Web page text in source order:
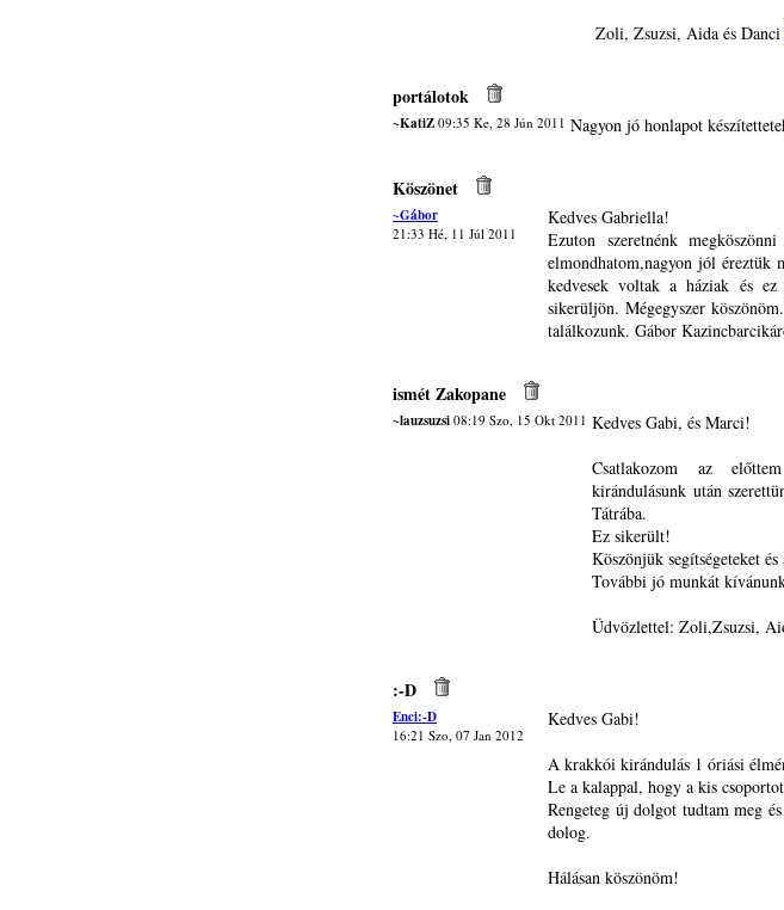
Zoli, Zsuzsi, Aida és Danci
portálotok
~KatiZ 09:35 Ke, 28 Jún 2011 Nagyon jó honlapot
Köszönet
~Gábor
21:33 Hé, 11 Júl 2011
Kedves Gabriella!
Ezuton szeretnénk
elmondhatom,nagyon jól éreztük
kedvesek voltak a háziak és
sikerüljön. Mégegyszer
találkozunk. Gábor
ismét Zakopane
~lauzsuzsi 08:19 Szo, 15 Okt 2011 Kedves Gabi, és Marci!
Csatlakozom az
kirándulásunk után
Tátrába.
Ez sikerült!
Köszönjük segítségeteket
További jó munkát
Üdvözlettel: Zoli,Zsuzsi,
:-D
Enci:-D
16:21 Szo, 07 Jan 2012
Kedves Gabi!
A krakkói kirándulás 1 óriási
Le a kalappal, hogy a kis
Rengeteg új dolgot tudtam meg
dolog.
Hálásan köszönöm!